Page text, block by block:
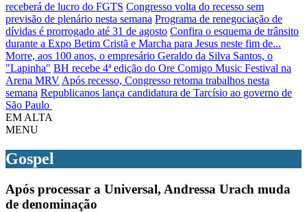
receberá de lucro do FGTS Congresso volta do recesso sem
previsão de plenário nesta semana Programa de renegociação de
dívidas é prorrogado até 31 de agosto Confira o esquema de trânsito
durante a Expo Betim Cristã e Marcha para Jesus neste fim de...
Morre, aos 100 anos, o empresário Geraldo da Silva Santos, o
"Lapinha" BH recebe 4ª edição do Ore Comigo Music Festival na
Arena MRV Após recesso, Congresso retoma trabalhos nesta
semana Republicanos lança candidatura de Tarcísio ao governo de
São Paulo
EM ALTA
MENU
Gospel
Após processar a Universal, Andressa Urach muda
de denominação